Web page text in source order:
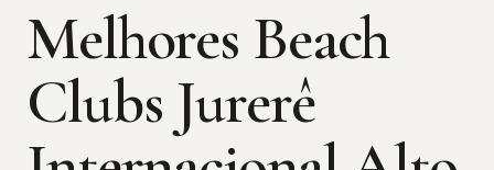
Melhores Beach
Clubs Jurerê